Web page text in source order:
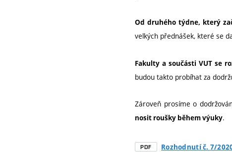
Od druhého týdne, který
velkých přednášek, které se
Fakulty a součásti VUT se
budou takto probíhat za
Zároveň prosíme o
nosit roušky během výuky.
PDF Rozhodnutí č. 7/